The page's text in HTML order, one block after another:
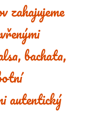
zahajujeme
bachata,
autentický